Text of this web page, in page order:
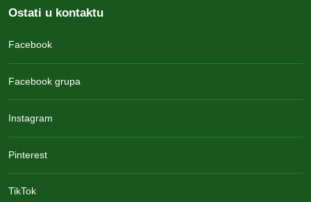
Ostati u kontaktu
Facebook
Facebook grupa
Instagram
Pinterest
TikTok